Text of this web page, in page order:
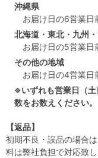
沖縄県
お届け日の6営業
北海道・東北・九州
お届け日の5営業
その他の地域
お届け日の4営業
※いずれも営業日（土
数をお数えください。
【返品】
初期不良・誤品の場合
料は弊社負担で対応致